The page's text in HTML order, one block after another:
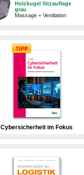
Holzkugel Sitzauflage
grau
Massage + Ventilation
Cybersicherheit im Fokus